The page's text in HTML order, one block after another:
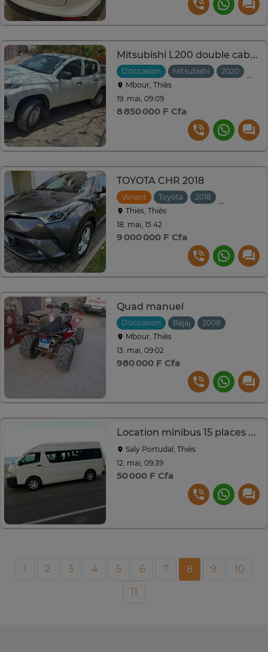
Mitsubishi L200 double cabine 2020
D'occasion Mitsubishi 2020
Mbour, Thiès
19. mai, 09:09
8 850 000 F Cfa
TOYOTA CHR 2018
Venant Toyota 2018
Thiès, Thiès
18. mai, 15:42
9 000 000 F Cfa
Quad manuel
D'occasion Bajaj
2008
Mbour, Thiès
13. mai, 09:02
980 000 F Cfa
Location minibus 15 places Hight Roof
Saly Portudal, Thiès
12. mai, 09:39
50 000 F Cfa
1 2 3 4 5 6 7 8 9
10
11